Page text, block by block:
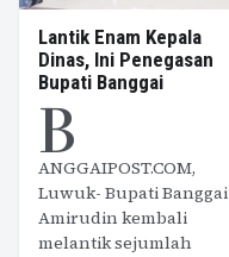
Lantik Enam Kepala
Dinas, Ini Penegasan
Bupati Banggai
B
ANGGAIPOST.COM,
Luwuk- Bupati Banggai
Amirudin kembali
melantik sejumlah